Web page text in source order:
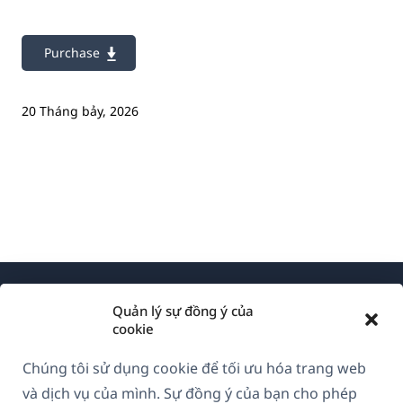
Quản lý sự đồng ý của
cookie
Chúng tôi sử dụng cookie để tối ưu hóa trang web
và dịch vụ của mình. Sự đồng ý của bạn cho phép
Purchase
20 Tháng bảy, 2026